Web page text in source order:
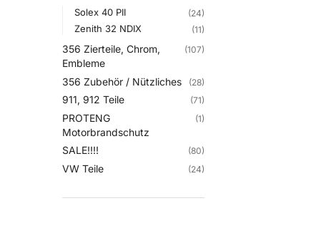
Solex 40 PII (24)
Zenith 32 NDIX (11)
356 Zierteile, Chrom,
Embleme
(107)
356 Zubehör / Nützliches (28)
911, 912 Teile (71)
PROTENG
Motorbrandschutz
(1)
SALE!!!! (80)
VW Teile (24)